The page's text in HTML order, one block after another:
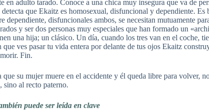
en adulto tarado. Conoce a una chica muy insegura que va de
que Ekaitz es homosexual, disfuncional y dependiente. Es
dependiente, disfuncionales ambos, se necesitan mutuamente
y ser dos personas muy especiales que han formado un
una hija; un clásico. Un día, cuando los tres van en el coche,
que ves pasar tu vida entera por delante de tus ojos Ekaitz
Fin.
su mujer muere en el accidente y él queda libre para volver,
sino al recto paterno.
puede ser leída en clave